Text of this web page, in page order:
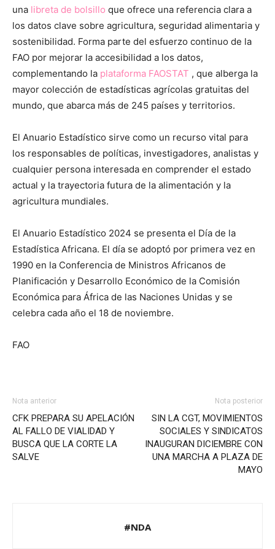
una libreta de bolsillo que ofrece una referencia clara a
los datos clave sobre agricultura, seguridad alimentaria y
sostenibilidad. Forma parte del esfuerzo continuo de la
FAO por mejorar la accesibilidad a los datos,
complementando la plataforma FAOSTAT , que alberga la
mayor colección de estadísticas agrícolas gratuitas del
mundo, que abarca más de 245 países y territorios.
El Anuario Estadístico sirve como un recurso vital para
los responsables de políticas, investigadores, analistas y
cualquier persona interesada en comprender el estado
actual y la trayectoria futura de la alimentación y la
agricultura mundiales.
El Anuario Estadístico 2024 se presenta el Día de la
Estadística Africana. El día se adoptó por primera vez en
1990 en la Conferencia de Ministros Africanos de
Planificación y Desarrollo Económico de la Comisión
Económica para África de las Naciones Unidas y se
celebra cada año el 18 de noviembre.
FAO
Nota anterior
CFK PREPARA SU APELACIÓN
AL FALLO DE VIALIDAD Y
BUSCA QUE LA CORTE LA
SALVE
Nota posterior
SIN LA CGT, MOVIMIENTOS
SOCIALES Y SINDICATOS
INAUGURAN DICIEMBRE CON
UNA MARCHA A PLAZA DE
MAYO
#NDA